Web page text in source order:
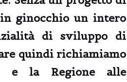
ginocchio un intero
di sviluppo di
quindi richiamiamo
e la Regione alle